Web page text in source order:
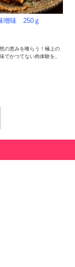
噌味 250ｇ
の恵みを喰らう！極上の
でかつてない肉体験を。